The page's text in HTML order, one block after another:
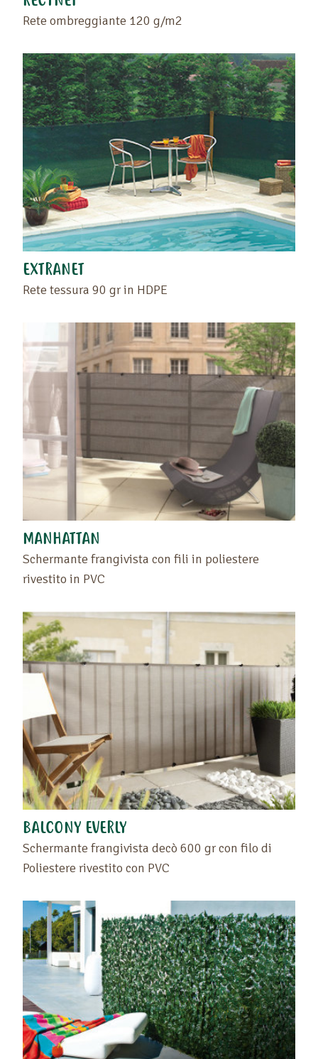
Rete ombreggiante 120 g/m2
EXTRANET
Rete tessura 90 gr in HDPE
MANHATTAN
Schermante frangivista con fili in poliestere
rivestito in PVC
BALCONY EVERLY
Schermante frangivista decò 600 gr con filo di
Poliestere rivestito con PVC